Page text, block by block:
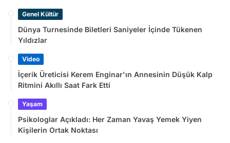
Genel Kültür
Dünya Turnesinde Biletleri Saniyeler İçinde Tükenen
Yıldızlar
Video
İçerik Üreticisi Kerem Enginar'ın Annesinin Düşük Kalp
Ritmini Akıllı Saat Fark Etti
Yaşam
Psikologlar Açıkladı: Her Zaman Yavaş Yemek Yiyen
Kişilerin Ortak Noktası